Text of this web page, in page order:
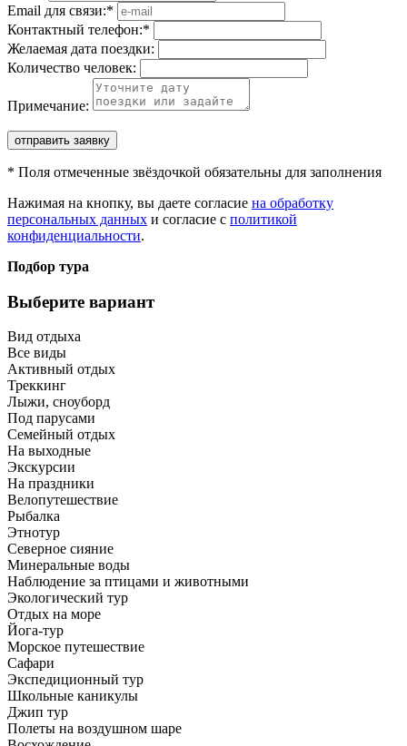
Email для связи:*
Контактный телефон:*
Желаемая дата поездки:
Количество человек:
Примечание:
отправить заявку
* Поля отмеченные звёздочкой обязательны для заполнения
Нажимая на кнопку, вы даете согласие на обработку
персональных данных и согласие с политикой
конфиденциальности.
Подбор тура
Выберите вариант
Вид отдыха
Все виды
Активный отдых
Треккинг
Лыжи, сноуборд
Под парусами
Семейный отдых
На выходные
Экскурсии
На праздники
Велопутешествие
Рыбалка
Этнотур
Северное сияние
Минеральные воды
Наблюдение за птицами и животными
Экологический тур
Отдых на море
Йога-тур
Морское путешествие
Сафари
Экспедиционный тур
Школьные каникулы
Джип тур
Полеты на воздушном шаре